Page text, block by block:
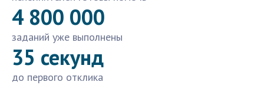
4 800 000
заданий уже выполнены
35 секунд
до первого отклика